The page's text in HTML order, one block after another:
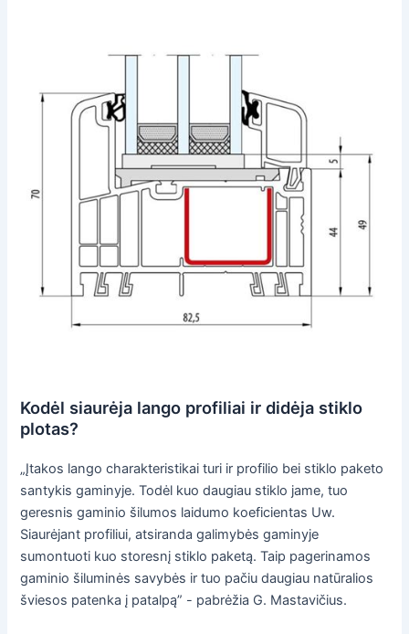
Kodėl siaurėja lango profiliai ir didėja stiklo
plotas?
„Įtakos lango charakteristikai turi ir profilio bei stiklo paketo
santykis gaminyje. Todėl kuo daugiau stiklo jame, tuo
geresnis gaminio šilumos laidumo koeficientas Uw.
Siaurėjant profiliui, atsiranda galimybės gaminyje
sumontuoti kuo storesnį stiklo paketą. Taip pagerinamos
gaminio šiluminės savybės ir tuo pačiu daugiau natūralios
šviesos patenka į patalpą” - pabrėžia G. Mastavičius.